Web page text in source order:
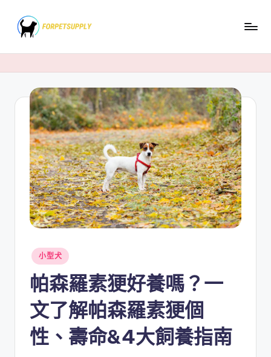
content
Posted
in
小型犬
帕森羅素㹴好養嗎？一
文了解帕森羅素㹴個
性、壽命&4大飼養指南